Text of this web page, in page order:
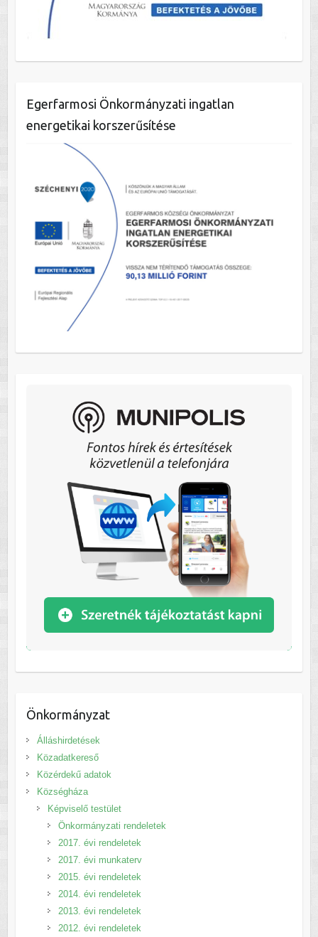
Egerfarmosi Önkormányzati ingatlan
energetikai korszerűsítése
Önkormányzat
Álláshirdetések
Közadatkereső
Közérdekű adatok
Községháza
Képviselő testület
Önkormányzati rendeletek
2017. évi rendeletek
2017. évi munkaterv
2015. évi rendeletek
2014. évi rendeletek
2013. évi rendeletek
2012. évi rendeletek